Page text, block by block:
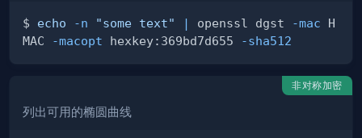
$ echo -n "some text" | openssl dgst -mac H
MAC
-macopt hexkey­:36­9bd­7d655 -sha512
非对称加密
列出可用的椭圆曲线